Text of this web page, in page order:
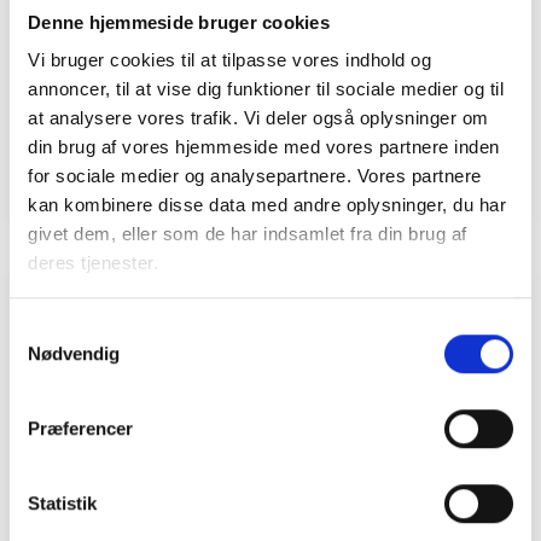
Denne hjemmeside bruger cookies
Vi bruger cookies til at tilpasse vores indhold og
annoncer, til at vise dig funktioner til sociale medier og til
at analysere vores trafik. Vi deler også oplysninger om
din brug af vores hjemmeside med vores partnere inden
for sociale medier og analysepartnere. Vores partnere
kan kombinere disse data med andre oplysninger, du har
givet dem, eller som de har indsamlet fra din brug af
deres tjenester.
Nødvendig
Præferencer
Statistik
Målgruppe: Afdelingsbestyrelsesmedlemmer
og andre valgte med interesse for emnet.
Tilmelding: S enest 3 dage inden webinaret.
Sted : Online via Microsoft Teams
Beboerkommunikation
Beboere, der ikke kommer til møderne, affald der ikke
sommerfest, der bliver aflyst, fordi der er for få
tilmeldte. På Beboerkommunikation får du viden om